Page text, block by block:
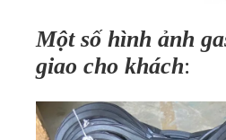
Một số hình ảnh
giao cho khách: